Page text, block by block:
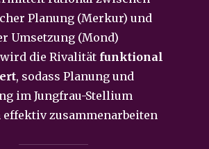
Planung (Merkur) und
Umsetzung (Mond)
die Rivalität funktional
, sodass Planung und
im Jungfrau-Stellium
zusammenarbeiten